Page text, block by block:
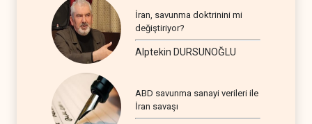
İran, savunma doktrinini mi
değiştiriyor?
Alptekin DURSUNOĞLU
ABD savunma sanayi verileri ile
İran savaşı